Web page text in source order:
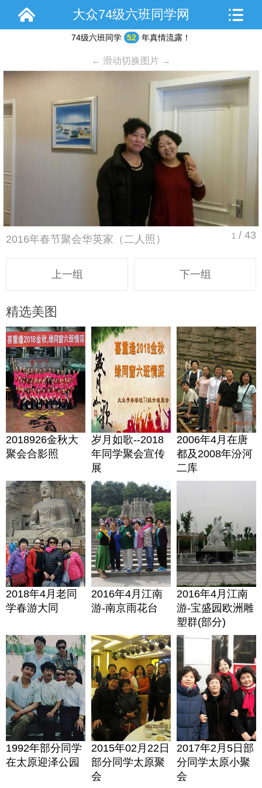
大众74级六班同学网
74级六班同学 52 年真情流露！
← 滑动切换图片 →
1 / 43
2016年春节聚会华英家（二人照）
上一组 下一组
精选美图
2018926金秋大
聚会合影照
岁月如歌--2018
年同学聚会宣传
展
2006年4月在唐
都及2008年汾河
二库
2018年4月老同
学春游大同
2016年4月江南
游-南京雨花台
2016年4月江南
游-宝盛园欧洲雕
塑群(部分)
1992年部分同学
在太原迎泽公园
2015年02月22日
部分同学太原聚
会
2017年2月5日部
分同学太原小聚
会